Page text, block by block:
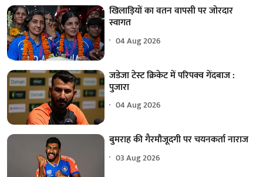
खिलाड़ियों का वतन वापसी पर जोरदार
स्वागत
04 Aug 2026
जडेजा टेस्ट क्रिकेट में परिपक्व गेंदबाज :
पुजारा
04 Aug 2026
बुमराह की गैरमौजूदगी पर चयनकर्ता नाराज
03 Aug 2026